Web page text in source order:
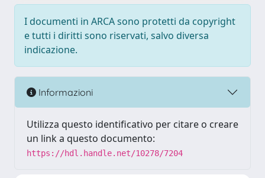
I documenti in ARCA sono protetti da copyright
e tutti i diritti sono riservati, salvo diversa
indicazione.
Informazioni
Utilizza questo identificativo per citare o creare
un link a questo documento:
https://hdl.handle.net/10278/7204